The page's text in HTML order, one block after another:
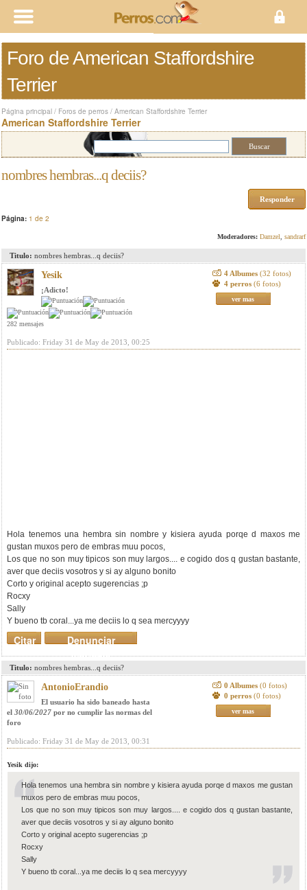
Foro de American Staffordshire
Terrier
Página principal / Foros de perros / American Staffordshire Terrier
American Staffordshire Terrier
nombres hembras...q deciis?
Responder
Página: 1 de 2
Moderadores: Damzel sandrarf
Titulo: nombres hembras...q deciis?
Yesik
¡Adicto!
282 mensajes
4 Albumes (32 fotos)
4 perros (6 fotos)
ver mas
Publicado: Friday 31 de May de 2013, 00:25
Hola tenemos una hembra sin nombre y kisiera ayuda porqe d maxos me
gustan muxos pero de embras muu pocos,
Los que no son muy tipicos son muy largos.... e cogido dos q gustan bastante,
aver que deciis vosotros y si ay alguno bonito
Corto y original acepto sugerencias ;p
Rocxy
Sally
Y bueno tb coral...ya me deciis lo q sea mercyyyy
Denunciar
mensaje
Citar
Titulo: nombres hembras...q deciis?
AntonioErandio
El usuario ha sido baneado hasta
el 30/06/2027 por no cumplir las normas del
foro
0 Albumes (0 fotos)
0 perros (0 fotos)
ver mas
Publicado: Friday 31 de May de 2013, 00:31
Yesik dijo:
Hola tenemos una hembra sin nombre y kisiera ayuda porqe d maxos me gustan
muxos pero de embras muu pocos,
Los que no son muy tipicos son muy largos.... e cogido dos q gustan bastante,
aver que deciis vosotros y si ay alguno bonito
Corto y original acepto sugerencias ;p
Rocxy
Sally
Y bueno tb coral...ya me deciis lo q sea mercyyyy